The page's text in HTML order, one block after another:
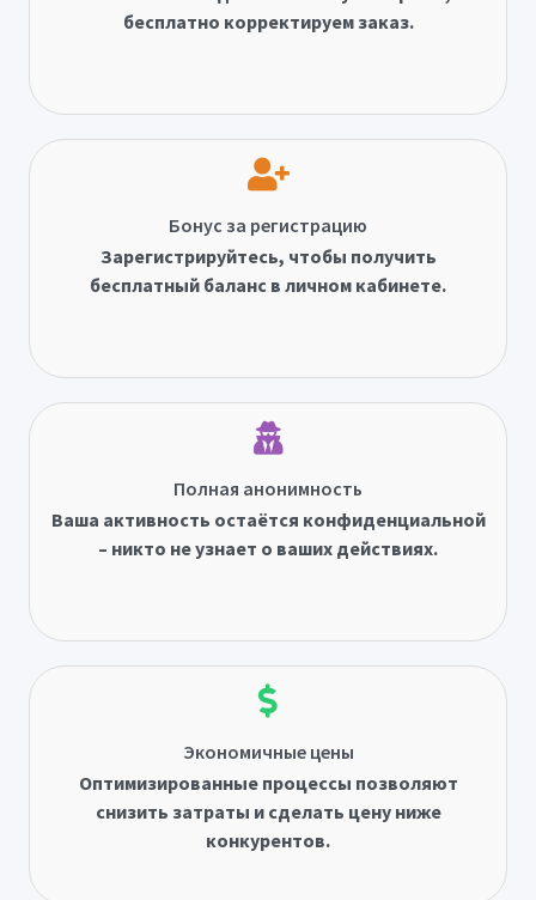
бесплатно корректируем заказ.
Бонус за регистрацию
Зарегистрируйтесь, чтобы получить
бесплатный баланс в личном кабинете.
Полная анонимность
Ваша активность остаётся конфиденциальной
– никто не узнает о ваших действиях.
Экономичные цены
Оптимизированные процессы позволяют
снизить затраты и сделать цену ниже
конкурентов.